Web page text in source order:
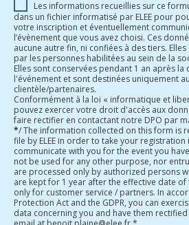
Les informations recueillies sur ce
dans un fichier informatisé par ELEE pour
votre inscription et éventuellement
l’évènement que vous avez choisi. Ces
aucune autre fin, ni confiées à des tiers.
par les personnes habilitées au sein de la
Elles sont conservées pendant 1 an après la
l'événement et sont destinées uniquement
clientèle/partenaires.
Conformément à la loi « informatique et
pouvez exercer votre droit d'accès aux
faire rectifier en contactant notre DPO par
*/ The information collected on this form is
file by ELEE in order to take your
communicate with you for the event you
not be used for any other purpose, nor
are processed only by authorized persons
are kept for 1 year after the effective date
only for customer service / partners. In
Protection Act and the GDPR, you can
data concerning you and have them